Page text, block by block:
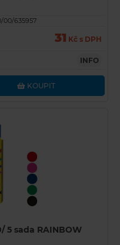
00/635957
31 Kč s DPH
INFO
KOUPIT
5 sada RAINBOW